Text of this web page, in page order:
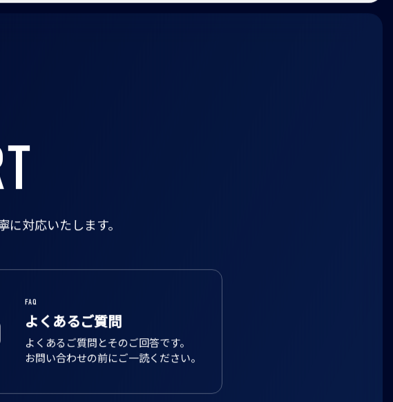
に対応いたします。
FAQ
よくあるご質問
よくあるご質問とそのご回答です。
お問い合わせの前にご一読ください。